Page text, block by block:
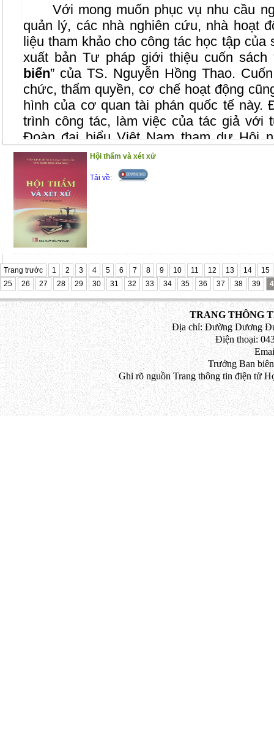
Với mong muốn phục vụ nhu cầu
quản lý, các nhà nghiên cứu, nhà hoạt
liệu tham khảo cho công tác học tập
xuất bản Tư pháp giới thiệu cuốn sách
biển” của TS. Nguyễn Hồng Thao.
chức, thẩm quyền, cơ chế hoạt động
hình của cơ quan tài phán quốc tế này.
trình công tác, làm việc của tác giả với
Đoàn đại biểu Việt Nam tham dự Hội
Công ước luật biển thành lập Toà án
Đây cũng là kết quả mà tác giả đúc kết
Ngoại giao và làm công tác giảng dạy
gia Hà Nội.
Viết về vấn đề có nội dung lớn,
nhiều vấn đề nảy sinh trong hoạt động
biển, cuốn sách sẽ không tránh khỏi
mong nhận được các ý kiến đóng góp,
nhà nghiên cứu, bạn đồng nghiệp và
sung, chỉnh sửa cho cuốn sách được
bản.
Xin giới thiệu cùng bạn đọc.
Hội thẩm và xét xử
Tải về:
Trang trước 1 2 3 4 5 6 7 8 9 10 11 12 13 14
15
25
26 27 28 29 30 31 32 33 34 35 36 37 38 39
TRANG THÔNG
Địa chỉ: Đường Dương
Điện thoại:
Trưởng Ban
Ghi rõ nguồn Trang thông tin điện tử